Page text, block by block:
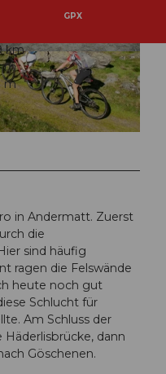
GPX
km
m
m
in Andermatt. Zuerst
die
sind häufig
ragen die Felswände
heute noch gut
Schlucht für
Am Schluss der
dann
Göschenen.